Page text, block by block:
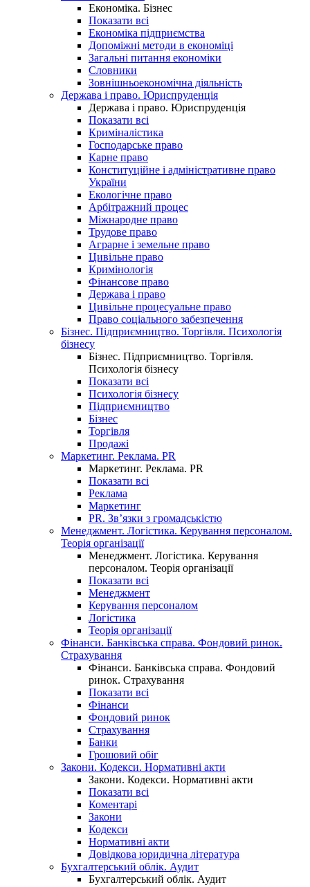
Економіка. Бізнес
Показати всі
Економіка підприємства
Допоміжні методи в економіці
Загальні питання економіки
Словники
Зовнішньоекономічна діяльність
Держава і право. Юриспруденція
Держава і право. Юриспруденція
Показати всі
Криміналістика
Господарське право
Карне право
Конституційне і адміністративне право
України
Екологічне право
Арбітражний процес
Міжнародне право
Трудове право
Аграрне і земельне право
Цивільне право
Кримінологія
Фінансове право
Держава і право
Цивільне процесуальне право
Право соціального забезпечення
Бізнес. Підприємництво. Торгівля. Психологія
бізнесу
Бізнес. Підприємництво. Торгівля.
Психологія бізнесу
Показати всі
Психологія бізнесу
Підприємництво
Бізнес
Торгівля
Продажі
Маркетинг. Реклама. PR
Маркетинг. Реклама. PR
Показати всі
Реклама
Маркетинг
PR. Зв’язки з громадськістю
Менеджмент. Логістика. Керування персоналом.
Теорія організації
Менеджмент. Логістика. Керування
персоналом. Теорія організації
Показати всі
Менеджмент
Керування персоналом
Логістика
Теорія організації
Фінанси. Банківська справа. Фондовий ринок.
Страхування
Фінанси. Банківська справа. Фондовий
ринок. Страхування
Показати всі
Фінанси
Фондовий ринок
Страхування
Банки
Грошовий обіг
Закони. Кодекси. Нормативні акти
Закони. Кодекси. Нормативні акти
Показати всі
Коментарі
Закони
Кодекси
Нормативні акти
Довідкова юридична література
Бухгалтерський облік. Аудит
Бухгалтерський облік. Аудит